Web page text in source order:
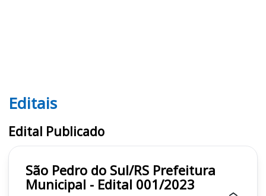
Editais
Editais
Edital Publicado
São Pedro do Sul/RS Prefeitura
Municipal - Edital 001/2023